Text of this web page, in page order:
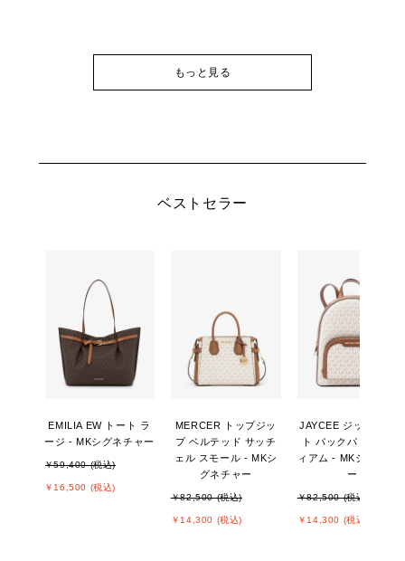
もっと見る
ベストセラー
EMILIA EW トート ラ
ージ - MKシグネチャー
￥59,400 (税込)
￥16,500 (税込)
MERCER トップジッ
プ ベルテッド サッチ
ェル スモール - MKシ
グネチャー
￥82,500 (税込)
￥14,300 (税込)
JAYCEE ジップポケッ
ト バックパック ミデ
ィアム - MKシグネチ
ー
￥82,500 (税込)
￥14,300 (税込)